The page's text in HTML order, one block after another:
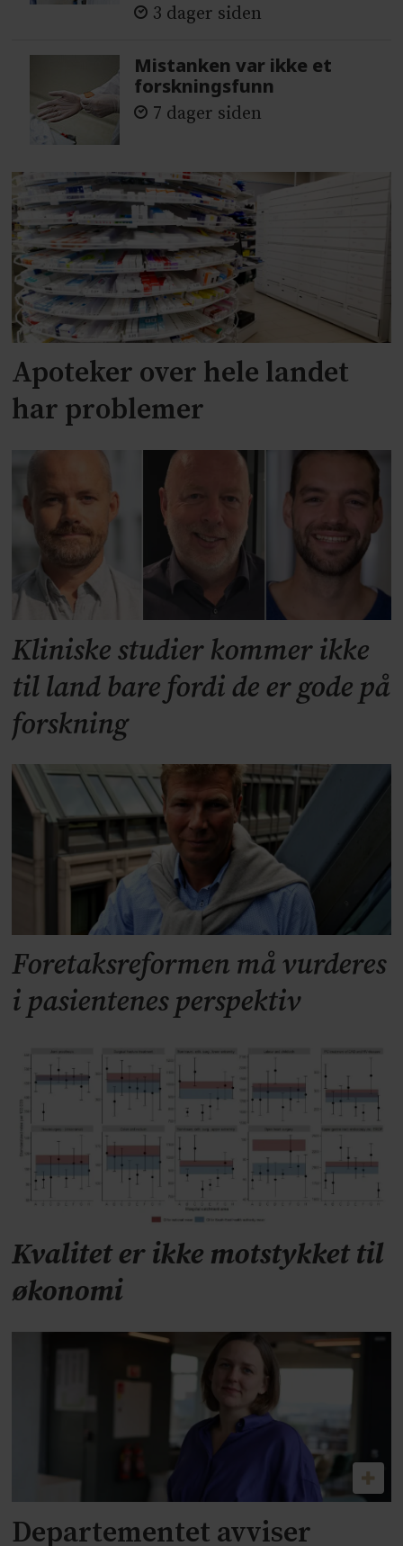
3 dager siden
Mistanken var ikke et
forskningsfunn
7 dager siden
Apoteker over hele landet
har problemer
Kliniske studier kommer ikke
til land bare fordi de er gode på
forskning
Foretaksreformen må vurderes
i pasientenes perspektiv
Kvalitet er ikke motstykket til
økonomi
Departementet avviser